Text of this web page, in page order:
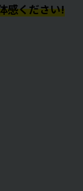
感ください!